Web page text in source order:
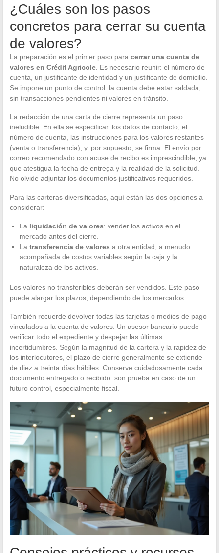
¿Cuáles son los pasos
concretos para cerrar su cuenta
de valores?
La preparación es el primer paso para cerrar una cuenta de
valores en Crédit Agricole. Es necesario reunir: el número de
cuenta, un justificante de identidad y un justificante de domicilio.
Se impone un punto de control: la cuenta debe estar saldada,
sin transacciones pendientes ni valores en tránsito.
La redacción de una carta de cierre representa un paso
ineludible. En ella se especifican los datos de contacto, el
número de cuenta, las instrucciones para los valores restantes
(venta o transferencia), y, por supuesto, se firma. El envío por
correo recomendado con acuse de recibo es imprescindible, ya
que atestigua la fecha de entrega y la realidad de la solicitud.
No olvide adjuntar los documentos justificativos requeridos.
Para las carteras diversificadas, aquí están las dos opciones a
considerar:
La liquidación de valores: vender los activos en el
mercado antes del cierre.
La transferencia de valores a otra entidad, a menudo
acompañada de costos variables según la caja y la
naturaleza de los activos.
Los valores no transferibles deberán ser vendidos. Este paso
puede alargar los plazos, dependiendo de los mercados.
También recuerde devolver todas las tarjetas o medios de pago
vinculados a la cuenta de valores. Un asesor bancario puede
verificar todo el expediente y despejar las últimas
incertidumbres. Según la magnitud de la cartera y la rapidez de
los interlocutores, el plazo de cierre generalmente se extiende
de diez a treinta días hábiles. Conserve cuidadosamente cada
documento entregado o recibido: son prueba en caso de un
futuro control, especialmente fiscal.